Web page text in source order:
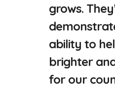
grows.
ability to
brighter
for our